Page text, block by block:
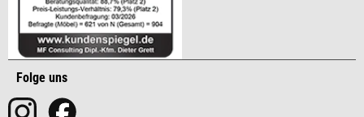
Folge uns